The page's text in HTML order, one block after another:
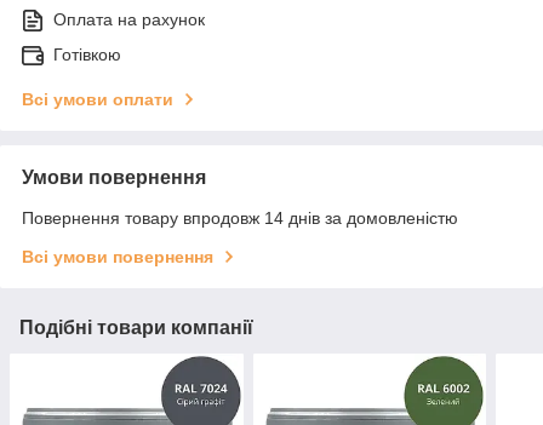
Оплата на рахунок
Готівкою
Всі умови оплати
Умови повернення
Повернення товару впродовж 14 днів за домовленістю
Всі умови повернення
Подібні товари компанії